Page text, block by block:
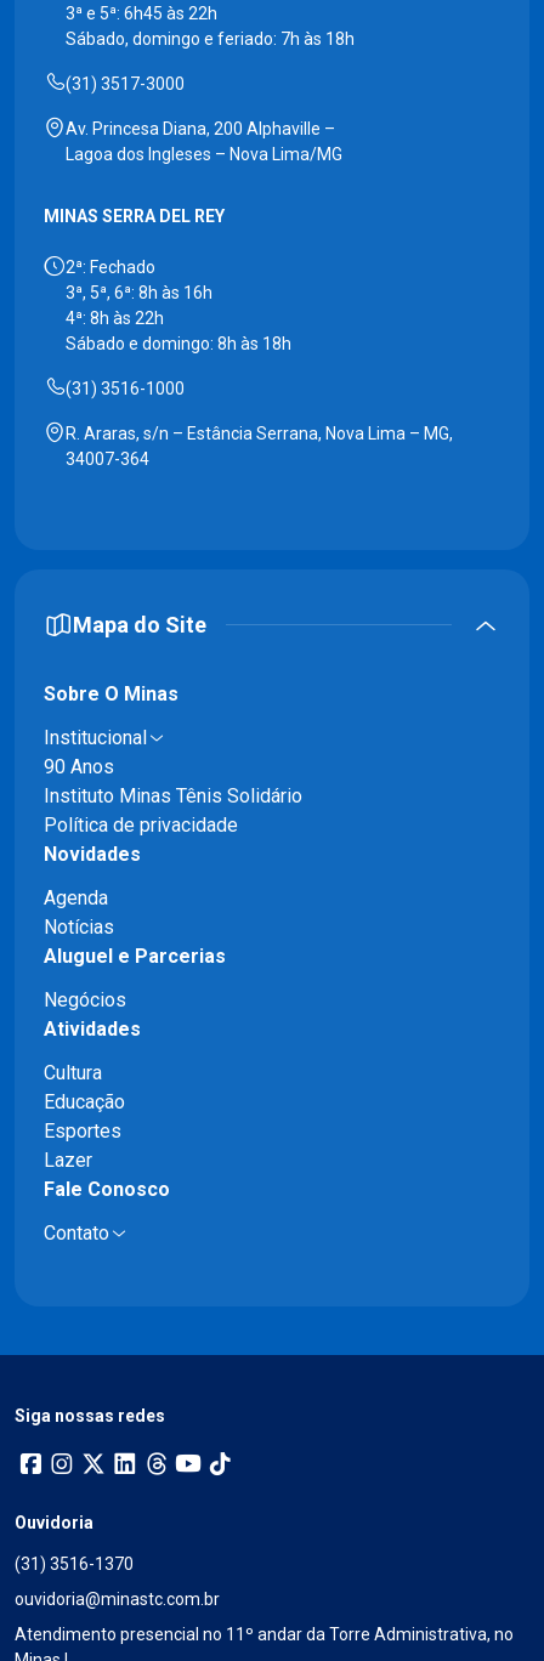
3ª e 5ª: 6h45 às 22h
Sábado, domingo e feriado: 7h às 18h
(31) 3517-3000
Av. Princesa Diana, 200 Alphaville –
Lagoa dos Ingleses – Nova Lima/MG
MINAS SERRA DEL REY
2ª: Fechado
3ª, 5ª, 6ª: 8h às 16h
4ª: 8h às 22h
Sábado e domingo: 8h às 18h
(31) 3516-1000
R. Araras, s/n – Estância Serrana, Nova Lima – MG,
34007-364
Mapa do Site
Sobre O Minas
Institucional
90 Anos
Instituto Minas Tênis Solidário
Política de privacidade
Novidades
Agenda
Notícias
Aluguel e Parcerias
Negócios
Atividades
Cultura
Educação
Esportes
Lazer
Fale Conosco
Contato
Siga nossas redes
Ouvidoria
(31) 3516-1370
ouvidoria@minastc.com.br
Atendimento presencial no 11º andar da Torre Administrativa, no